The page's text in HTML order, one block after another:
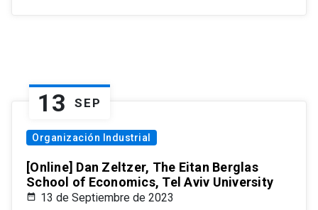
13 SEP
Organización Industrial
[Online] Dan Zeltzer, The Eitan Berglas
School of Economics, Tel Aviv University
13 de Septiembre de 2023